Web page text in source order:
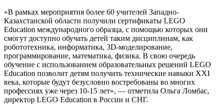
«В рамках мероприятия более 60 учителей Западно-
Казахстанской области получили сертификаты LEGO
Education международного образца, с помощью которых они
смогут доступно обучать детей таким дисциплинам, как
робототехника, информатика, 3D-моделирование,
программирование, математика, физика. В свою очередь
обучение с использованием образовательных решений LEGO
Education позволит детям получить технические навыки XXI
века, которые будут безусловно востребованы во многих
профессиях уже через 10-15 лет», — отметила Ольга Ломбас,
директор LEGO Education в России и СНГ.